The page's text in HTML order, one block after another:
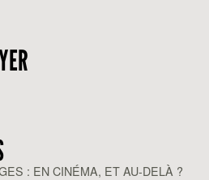
: EN CINÉMA, ET AU-DELÀ ?